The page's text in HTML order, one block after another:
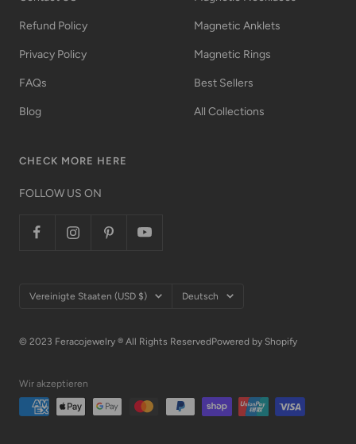
Refund Policy
Privacy Policy
FAQs
Blog
Magnetic Anklets
Magnetic Rings
Best Sellers
All Collections
CHECK MORE HERE
FOLLOW US ON
Land/Region
Vereinigte Staaten (USD $) Sprache
Deutsch
© 2023 Feracojewelry ® All Rights ReservedPowered by Shopify
Wir akzeptieren